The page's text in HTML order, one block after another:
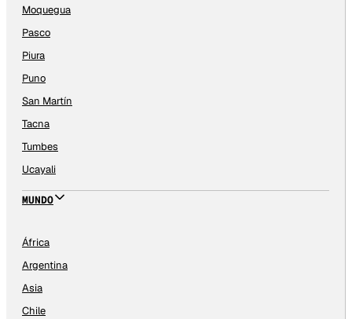
Moquegua
Pasco
Piura
Puno
San Martín
Tacna
Tumbes
Ucayali
MUNDO
África
Argentina
Asia
Chile